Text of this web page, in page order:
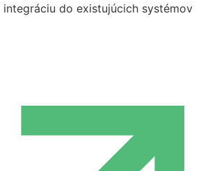
do existujúcich systémov